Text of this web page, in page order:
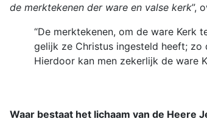
de merktekenen der ware en valse kerk”,
“De merktekenen, om de ware Kerk
gelijk ze Christus ingesteld heeft;
Hierdoor kan men zekerlijk de ware
Waar bestaat het lichaam van de Heere